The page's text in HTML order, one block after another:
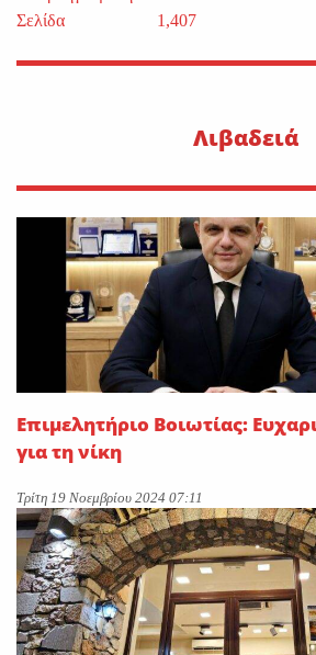
Σελίδα
1,407
Λιβαδειά
Επιμελητήριο Βοιωτίας:
για τη νίκη
Τρίτη 19 Νοεμβρίου 2024 07:11